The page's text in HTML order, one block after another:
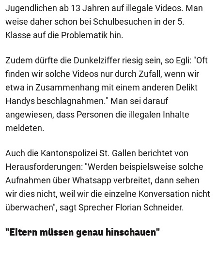
Jugendlichen ab 13 Jahren auf illegale Videos. Man
weise daher schon bei Schulbesuchen in der 5.
Klasse auf die Problematik hin.
Zudem dürfte die Dunkelziffer riesig sein, so Egli: "Oft
finden wir solche Videos nur durch Zufall, wenn wir
etwa in Zusammenhang mit einem anderen Delikt
Handys beschlagnahmen." Man sei darauf
angewiesen, dass Personen die illegalen Inhalte
meldeten.
Auch die Kantonspolizei St. Gallen berichtet von
Herausforderungen: "Werden beispielsweise solche
Aufnahmen über Whatsapp verbreitet, dann sehen
wir dies nicht, weil wir die einzelne Konversation nicht
überwachen", sagt Sprecher Florian Schneider.
"Eltern müssen genau hinschauen"